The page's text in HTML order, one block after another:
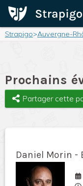
Strapigo>
Prochains
Partager cette
Daniel Morin -